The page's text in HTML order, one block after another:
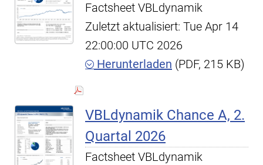
Factsheet VBLdynamik
Zuletzt aktualisiert: Tue Apr 14
22:00:00 UTC 2026
Herunterladen (PDF, 215 KB)
VBLdynamik Chance A, 2.
Quartal 2026
Factsheet VBLdynamik